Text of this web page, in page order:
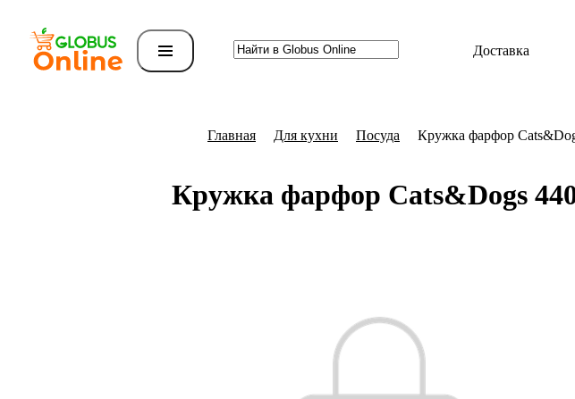
Доставка
Главная Для кухни Посуда Кружка фарфор
Кружка фарфор Cats&Dogs